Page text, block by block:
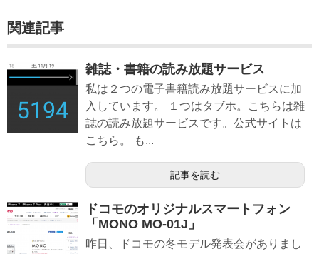
関連記事
雑誌・書籍の読み放題サービス
私は２つの電子書籍読み放題サービスに加
入しています。 １つはタブホ。こちらは雑
誌の読み放題サービスです。公式サイトは
こちら。 も...
記事を読む
ドコモのオリジナルスマートフォン
「MONO MO-01J」
昨日、ドコモの冬モデル発表会がありまし